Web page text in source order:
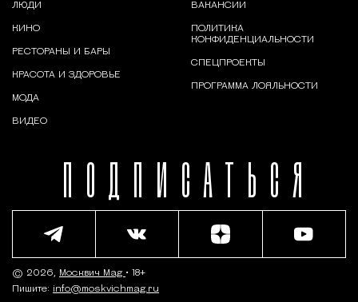
ПОДПИСАТЬСЯ
ЛЮДИ
КИНО
РЕСТОРАНЫ И БАРЫ
КРАСОТА И ЗДОРОВЬЕ
МОДА
ВИДЕО
ВАКАНСИИ
ПОЛИТИКА
КОНФИДЕНЦИАЛЬНОСТИ
СПЕЦПРОЕКТЫ
ПРОГРАММА ЛОЯЛЬНОСТИ
© 2026, Москвич Mag • 18+
Пишите: info@moskvichmag.ru